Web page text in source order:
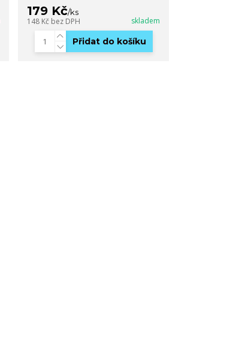
179 Kč/ks
148 Kč bez DPH skladem
Přidat do košíku